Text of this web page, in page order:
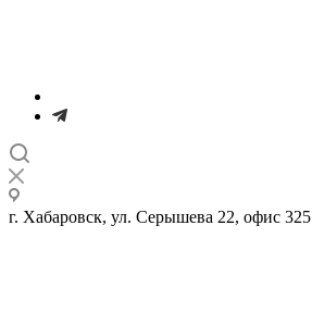
г. Хабаровск, ул. Серышева 22, офис 325